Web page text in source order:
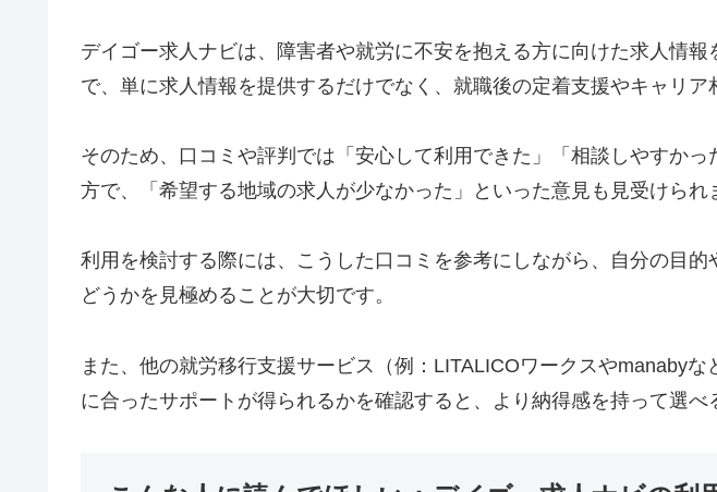
デイゴー求人ナビは、障害者や就労に不安を抱える方に向けた求人情報
で、単に求人情報を提供するだけでなく、就職後の定着支援やキャリア
そのため、口コミや評判では「安心して利用できた」「相談しやすかっ
方で、「希望する地域の求人が少なかった」といった意見も見受けられ
利用を検討する際には、こうした口コミを参考にしながら、自分の目
どうかを見極めることが大切です。
また、他の就労移行支援サービス（例：LITALICOワークスやmanaby
に合ったサポートが得られるかを確認すると、より納得感を持って選べ